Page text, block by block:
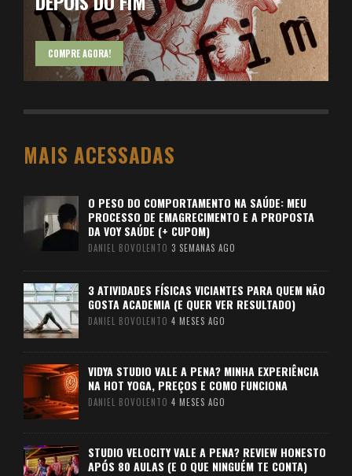
COMPRE AGORA!
MAIS ACESSADAS
O PESO DO COMPORTAMENTO NA SAÚDE: MEU
PROCESSO DE EMAGRECIMENTO E A PROPOSTA
DA VOY SAÚDE (+ CUPOM)
DANIEL BOVOLENTO 3 SEMANAS AGO
3 ATIVIDADES FÍSICAS VICIANTES PARA QUEM NÃO
GOSTA ACADEMIA (E QUER VER RESULTADO)
DANIEL BOVOLENTO 4 MESES AGO
VIDYA STUDIO VALE A PENA? MINHA EXPERIÊNCIA
NA HOT YOGA, PREÇOS E COMO FUNCIONA
DANIEL BOVOLENTO 4 MESES AGO
STUDIO VELOCITY VALE A PENA? REVIEW HONESTO
APÓS 80 AULAS (E O QUE NINGUÉM TE CONTA)